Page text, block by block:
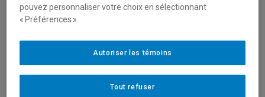
Fonctionnement
pouvez personnaliser votre choix en sélectionnant
« Préférences ».
Tout refuser
Autoriser les témoins